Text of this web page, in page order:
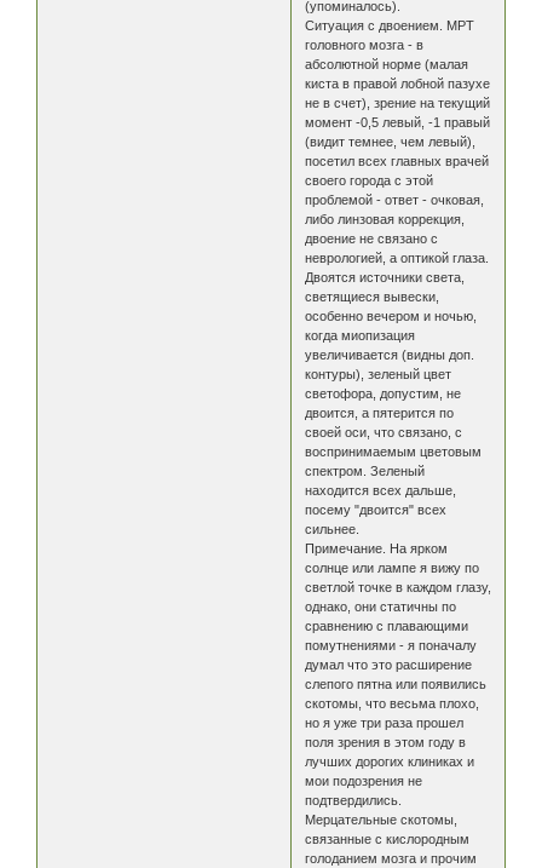
(упоминалось).
Ситуация с двоением. МРТ
головного мозга - в
абсолютной норме (малая
киста в правой лобной пазухе
не в счет), зрение на текущий
момент -0,5 левый, -1 правый
(видит темнее, чем левый),
посетил всех главных врачей
своего города с этой
проблемой - ответ - очковая,
либо линзовая коррекция,
двоение не связано с
неврологией, а оптикой глаза.
Двоятся источники света,
светящиеся вывески,
особенно вечером и ночью,
когда миопизация
увеличивается (видны доп.
контуры), зеленый цвет
светофора, допустим, не
двоится, а пятерится по
своей оси, что связано, с
воспринимаемым цветовым
спектром. Зеленый
находится всех дальше,
посему "двоится" всех
сильнее.
Примечание. На ярком
солнце или лампе я вижу по
светлой точке в каждом глазу,
однако, они статичны по
сравнению с плавающими
помутнениями - я поначалу
думал что это расширение
слепого пятна или появились
скотомы, что весьма плохо,
но я уже три раза прошел
поля зрения в этом году в
лучших дорогих клиниках и
мои подозрения не
подтвердились.
Мерцательные скотомы,
связанные с кислородным
голоданием мозга и прочим